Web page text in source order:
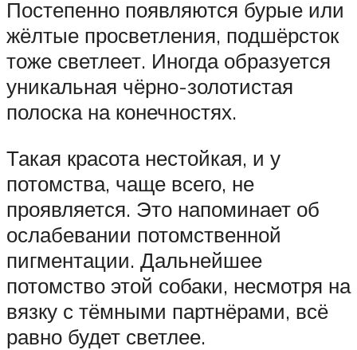
Постепенно появляются бурые или
жёлтые просветления, подшёрсток
тоже светлеет. Иногда образуется
уникальная чёрно-золотистая
полоска на конечностях.
Такая красота нестойкая, и у
потомства, чаще всего, не
проявляется. Это напоминает об
ослабевании потомственной
пигментации. Дальнейшее
потомство этой собаки, несмотря на
вязку с тёмными партнёрами, всё
равно будет светлее.